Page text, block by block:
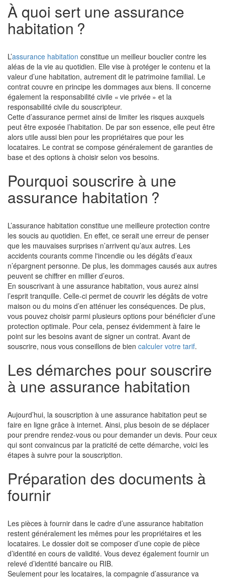
À quoi sert une assurance
habitation ?
L’assurance habitation constitue un meilleur bouclier contre les
aléas de la vie au quotidien. Elle vise à protéger le contenu et la
valeur d’une habitation, autrement dit le patrimoine familial. Le
contrat couvre en principe les dommages aux biens. Il concerne
également la responsabilité civile « vie privée » et la
responsabilité civile du souscripteur.
Cette d’assurance permet ainsi de limiter les risques auxquels
peut être exposée l’habitation. De par son essence, elle peut être
alors utile aussi bien pour les propriétaires que pour les
locataires. Le contrat se compose généralement de garanties de
base et des options à choisir selon vos besoins.
Pourquoi souscrire à une
assurance habitation ?
L’assurance habitation constitue une meilleure protection contre
les soucis au quotidien. En effet, ce serait une erreur de penser
que les mauvaises surprises n’arrivent qu’aux autres. Les
accidents courants comme l'incendie ou les dégâts d’eaux
n’épargnent personne. De plus, les dommages causés aux autres
peuvent se chiffrer en millier d’euros.
En souscrivant à une assurance habitation, vous aurez ainsi
l’esprit tranquille. Celle-ci permet de couvrir les dégâts de votre
maison ou du moins d’en atténuer les conséquences. De plus,
vous pouvez choisir parmi plusieurs options pour bénéficier d’une
protection optimale. Pour cela, pensez évidemment à faire le
point sur les besoins avant de signer un contrat. Avant de
souscrire, nous vous conseillons de bien calculer votre tarif.
Les démarches pour souscrire
à une assurance habitation
Aujourd’hui, la souscription à une assurance habitation peut se
faire en ligne grâce à internet. Ainsi, plus besoin de se déplacer
pour prendre rendez-vous ou pour demander un devis. Pour ceux
qui sont convaincus par la praticité de cette démarche, voici les
étapes à suivre pour la souscription.
Préparation des documents à
fournir
Les pièces à fournir dans le cadre d’une assurance habitation
restent généralement les mêmes pour les propriétaires et les
locataires. Le dossier doit se composer d’une copie de pièce
d’identité en cours de validité. Vous devez également fournir un
relevé d’identité bancaire ou RIB.
Seulement pour les locataires, la compagnie d’assurance va